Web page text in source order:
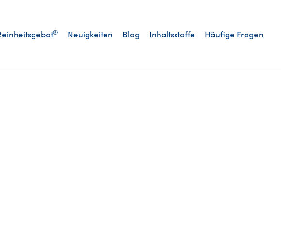
® Neuigkeiten Blog Inhaltsstoffe Häufige Fragen